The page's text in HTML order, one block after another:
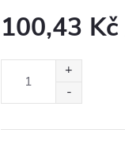
100,43 Kč